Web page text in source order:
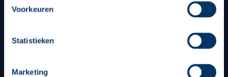
Voorkeuren
Statistieken
Marketing